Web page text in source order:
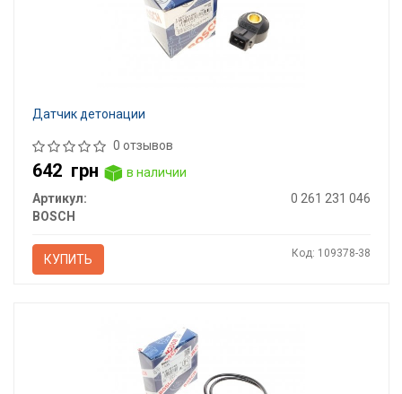
Датчик детонации
0 отзывов
642 грн
в наличии
Артикул:
0 261 231 046
BOSCH
КУПИТЬ Код: 109378-38